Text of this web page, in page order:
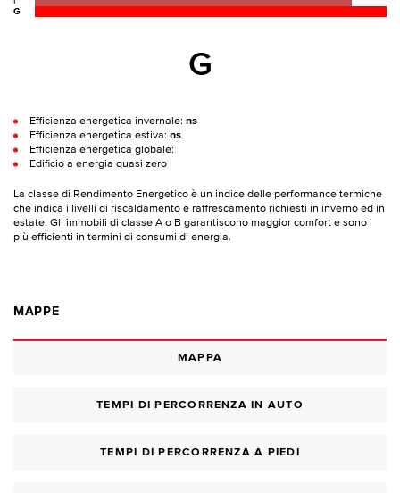
G
G
Efficienza energetica invernale: ns
Efficienza energetica estiva: ns
Efficienza energetica globale:
Edificio a energia quasi zero
La classe di Rendimento Energetico è un indice delle performance termiche
che indica i livelli di riscaldamento e raffrescamento richiesti in inverno ed in
estate. Gli immobili di classe A o B garantiscono maggior comfort e sono i
più efficienti in termini di consumi di energia.
MAPPE
MAPPA
TEMPI DI PERCORRENZA IN AUTO
TEMPI DI PERCORRENZA A PIEDI